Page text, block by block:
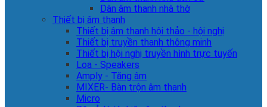
Dàn âm thanh nhà thờ
Thiết bị âm thanh
Thiết bị âm thanh hội thảo - hội nghị
Thiết bị truyền thanh thông minh
Thiết bị hội nghị truyền hình trực tuyến
Loa - Speakers
Amply - Tăng âm
MIXER- Bàn trộn âm thanh
Micro